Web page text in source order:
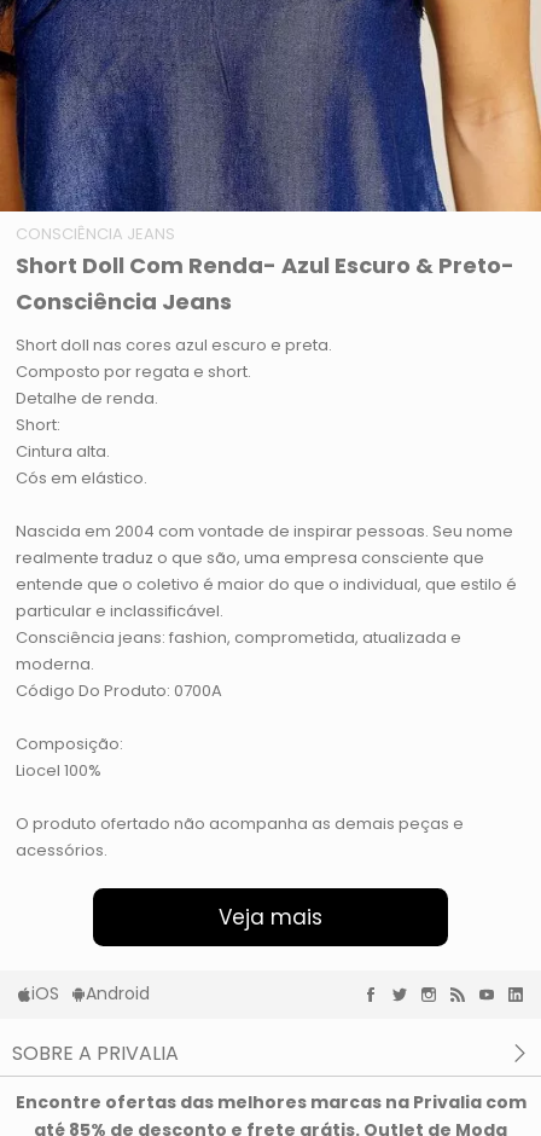
CONSCIÊNCIA JEANS
Short Doll Com Renda- Azul Escuro & Preto-
Consciência Jeans
Short doll nas cores azul escuro e preta.
Composto por regata e short.
Detalhe de renda.
Short:
Cintura alta.
Cós em elástico.
Nascida em 2004 com vontade de inspirar pessoas. Seu nome
realmente traduz o que são, uma empresa consciente que
entende que o coletivo é maior do que o individual, que estilo é
particular e inclassificável.
Consciência jeans: fashion, comprometida, atualizada e
moderna.
Código Do Produto: 0700A
Composição:
Liocel 100%
O produto ofertado não acompanha as demais peças e
acessórios.
Veja mais
iOS Android
SOBRE A PRIVALIA
Privacidade e Cookies
Encontre ofertas das melhores marcas na Privalia com
até 85% de desconto e frete grátis. Outlet de Moda